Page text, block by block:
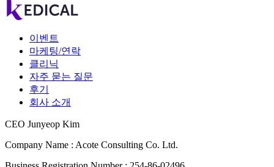
이벤트
마케팅/연락
클리닉
자주 묻는 질문
후기
회사 소개
CEO Junyeop Kim
Company Name : Acote Consulting Co. Ltd.